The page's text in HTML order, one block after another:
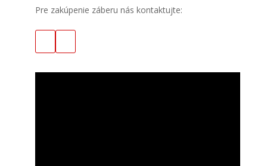
Pre zakúpenie záberu nás kontaktujte: